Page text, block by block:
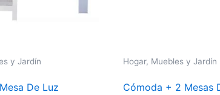
y Jardín
De Luz
Hogar, Muebles y Jardín
Cómoda + 2 Mesas